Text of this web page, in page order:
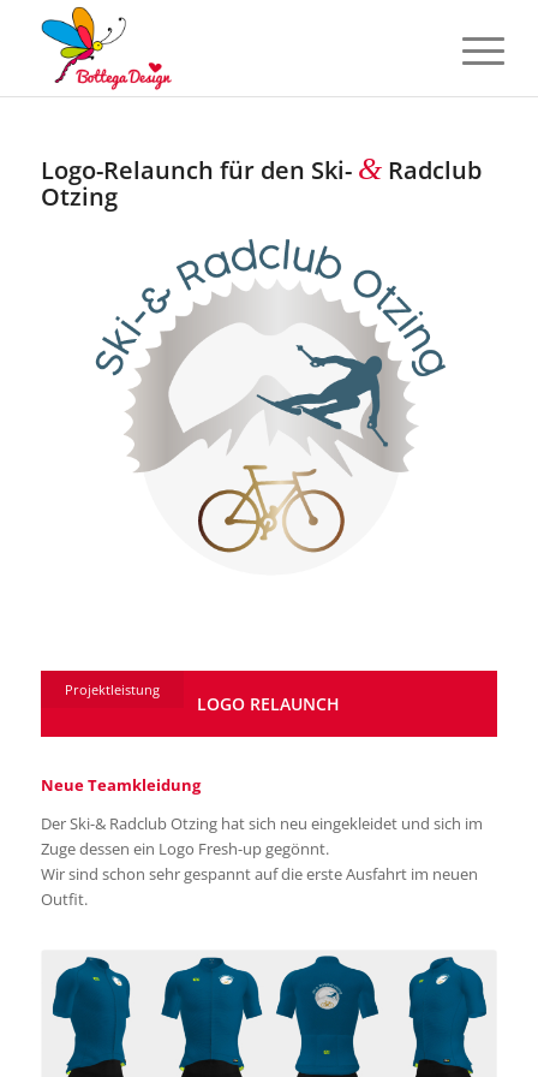
Logo-Relaunch für den Ski- &Radclub
Otzing
Projektleistung
LOGO RELAUNCH
Neue Teamkleidung
Der Ski-& Radclub Otzing hat sich neu eingekleidet und sich im
Zuge dessen ein Logo Fresh-up gegönnt.
Wir sind schon sehr gespannt auf die erste Ausfahrt im neuen
Outfit.